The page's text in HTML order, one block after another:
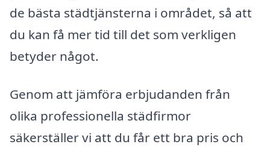
de bästa städtjänsterna i området, så att
du kan få mer tid till det som verkligen
betyder något.
Genom att jämföra erbjudanden från
olika professionella städfirmor
säkerställer vi att du får ett bra pris och